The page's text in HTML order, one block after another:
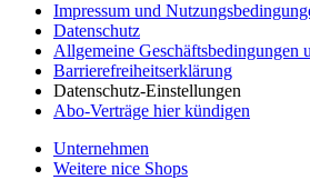
Impressum und
Datenschutz
Allgemeine Geschäftsbedingungen
Barrierefreiheitserklärung
Datenschutz-Einstellungen
Abo-Verträge hier kündigen
Unternehmen
Weitere nice Shops